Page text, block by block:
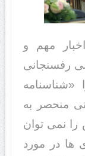
مهم و
رفسنجانی
منحصر به
نمی توان
ها د‌‌ر مورد‌‌